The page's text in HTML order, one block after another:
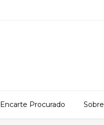
Encarte Procurado Sobre